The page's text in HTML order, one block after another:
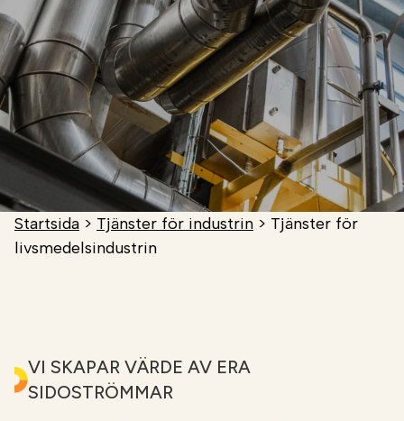
Startsida > Tjänster för industrin > Tjänster för
livsmedelsindustrin
VI SKAPAR VÄRDE AV ERA
SIDOSTRÖMMAR